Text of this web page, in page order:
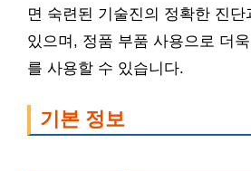
면 숙련된 기술진의 정확한 진
있으며, 정품 부품 사용으로 더
를 사용할 수 있습니다.
기본 정보